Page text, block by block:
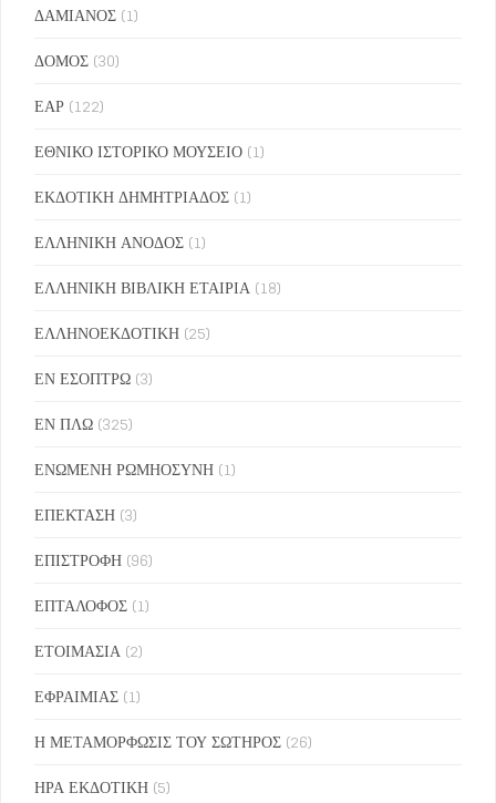
ΔΑΜΙΑΝΟΣ (1)
ΔΟΜΟΣ (30)
ΕΑΡ (122)
ΕΘΝΙΚΟ ΙΣΤΟΡΙΚΟ ΜΟΥΣΕΙΟ (1)
ΕΚΔΟΤΙΚΗ ΔΗΜΗΤΡΙΑΔΟΣ (1)
ΕΛΛΗΝΙΚΗ ΑΝΟΔΟΣ (1)
ΕΛΛΗΝΙΚΗ ΒΙΒΛΙΚΗ ΕΤΑΙΡΙΑ (18)
ΕΛΛΗΝΟΕΚΔΟΤΙΚΗ (25)
ΕΝ ΕΣΟΠΤΡΩ (3)
ΕΝ ΠΛΩ (325)
ΕΝΩΜΕΝΗ ΡΩΜΗΟΣΥΝΗ (1)
ΕΠΕΚΤΑΣΗ (3)
ΕΠΙΣΤΡΟΦΗ (96)
ΕΠΤΑΛΟΦΟΣ (1)
ΕΤΟΙΜΑΣΙΑ (2)
ΕΦΡΑΙΜΙΑΣ (1)
Η ΜΕΤΑΜΟΡΦΩΣΙΣ ΤΟΥ ΣΩΤΗΡΟΣ (26)
ΗΡΑ ΕΚΔΟΤΙΚΗ (5)